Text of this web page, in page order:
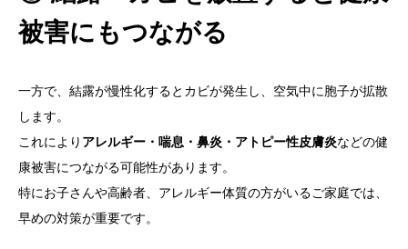
被害にもつながる
一方で、結露が慢性化するとカビが発生し、空気中に胞子が拡散
します。
これにより アレルギー・喘息・鼻炎・アトピー性皮膚炎などの健
康被害につながる可能性があります。
特にお子さんや高齢者、アレルギー体質の方がいるご家庭では、
早めの対策が重要です。